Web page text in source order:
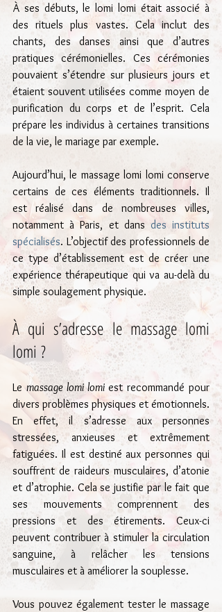
À ses débuts, le lomi lomi était associé à
des rituels plus vastes. Cela inclut des
chants, des danses ainsi que d’autres
pratiques cérémonielles. Ces cérémonies
pouvaient s’étendre sur plusieurs jours et
étaient souvent utilisées comme moyen de
purification du corps et de l’esprit. Cela
prépare les individus à certaines transitions
de la vie, le mariage par exemple.
Aujourd’hui, le massage lomi lomi conserve
certains de ces éléments traditionnels. Il
est réalisé dans de nombreuses villes,
notamment à Paris, et dans des instituts
spécialisés. L’objectif des professionnels de
ce type d’établissement est de créer une
expérience thérapeutique qui va au-delà du
simple soulagement physique.
À qui s’adresse le massage lomi
lomi ?
Le massage lomi lomi est recommandé pour
divers problèmes physiques et émotionnels.
En effet, il s’adresse aux personnes
stressées, anxieuses et extrêmement
fatiguées. Il est destiné aux personnes qui
souffrent de raideurs musculaires, d’atonie
et d’atrophie. Cela se justifie par le fait que
ses mouvements comprennent des
pressions et des étirements. Ceux-ci
peuvent contribuer à stimuler la circulation
sanguine, à relâcher les tensions
musculaires et à améliorer la souplesse.
Vous pouvez également tester le massage